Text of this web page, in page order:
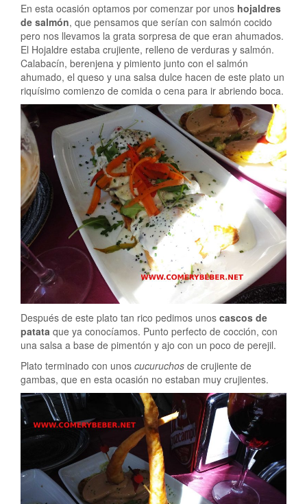
En esta ocasión optamos por comenzar por unos hojaldres
de salmón, que pensamos que serían con salmón cocido
pero nos llevamos la grata sorpresa de que eran ahumados.
El Hojaldre estaba crujiente, relleno de verduras y salmón.
Calabacín, berenjena y pimiento junto con el salmón
ahumado, el queso y una salsa dulce hacen de este plato un
riquísimo comienzo de comida o cena para ir abriendo boca.
Después de este plato tan rico pedimos unos cascos de
patata que ya conocíamos. Punto perfecto de cocción, con
una salsa a base de pimentón y ajo con un poco de perejil.
Plato terminado con unos cucuruchos de crujiente de
gambas, que en esta ocasión no estaban muy crujientes.